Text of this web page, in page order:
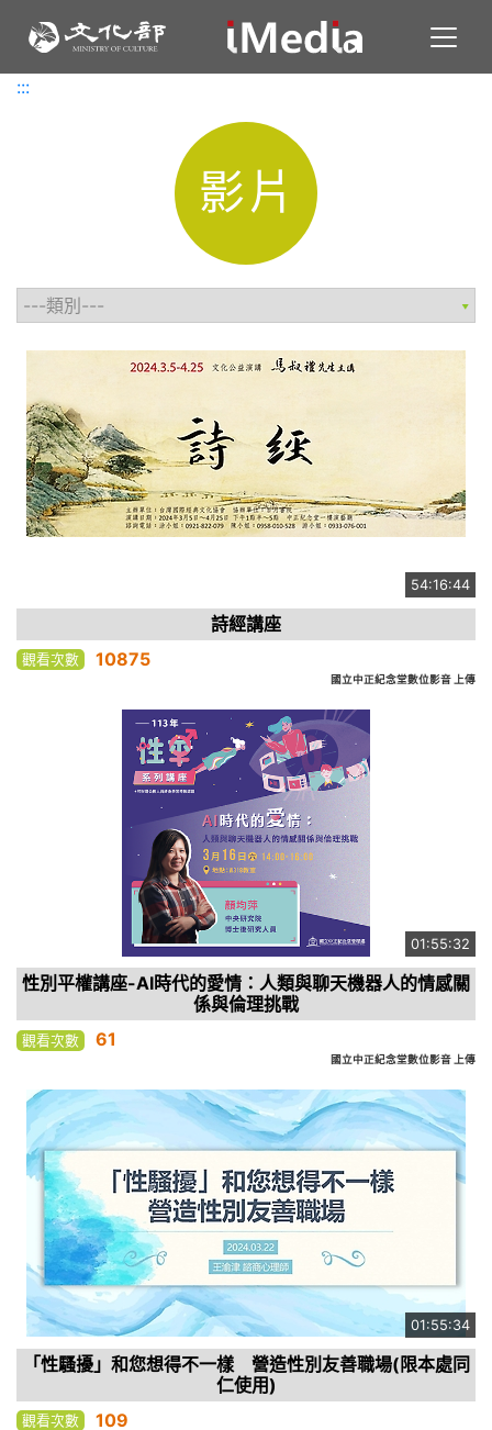
:::
:::
影片
54:16:44
詩經講座
觀看次數 10875
國立中正紀念堂數位影音 上傳
01:55:32
性別平權講座-AI時代的愛情：人類與聊天機器人的情感關
係與倫理挑戰
觀看次數 61
國立中正紀念堂數位影音 上傳
01:55:34
「性騷擾」和您想得不一樣 營造性別友善職場(限本處同
仁使用)
觀看次數 109